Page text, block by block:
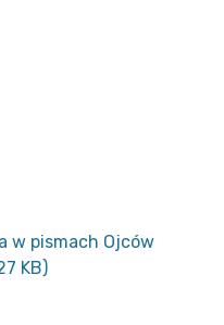
w pismach Ojców
KB)